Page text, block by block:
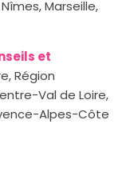
Marseille,
et
Région
Val de Loire,
Alpes-Côte